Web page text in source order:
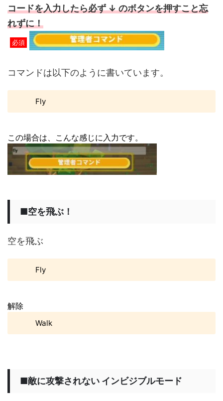
コードを入力したら必ず ↓ のボタンを押すこと忘
れずに！
必須
コマンドは以下のように書いています。
Fly
この場合は、こんな感じに入力です。
■空を飛ぶ！
空を飛ぶ
Fly
解除
Walk
■敵に攻撃されない インビジブルモード